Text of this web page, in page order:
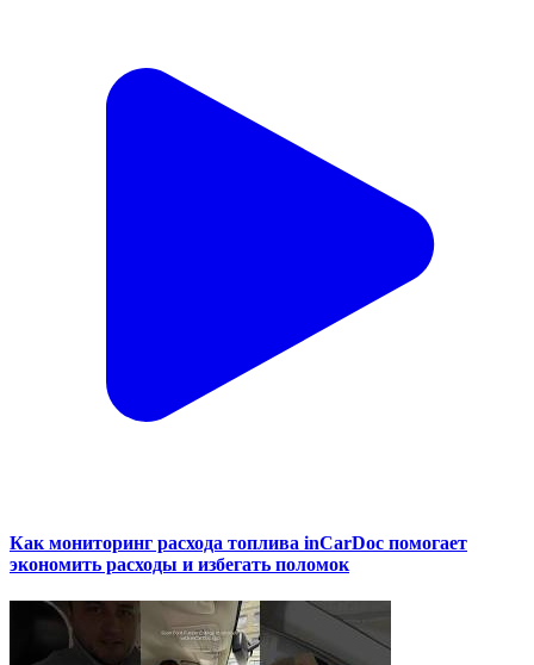
Как мониторинг расхода топлива inCarDoc помогает
экономить расходы и избегать поломок